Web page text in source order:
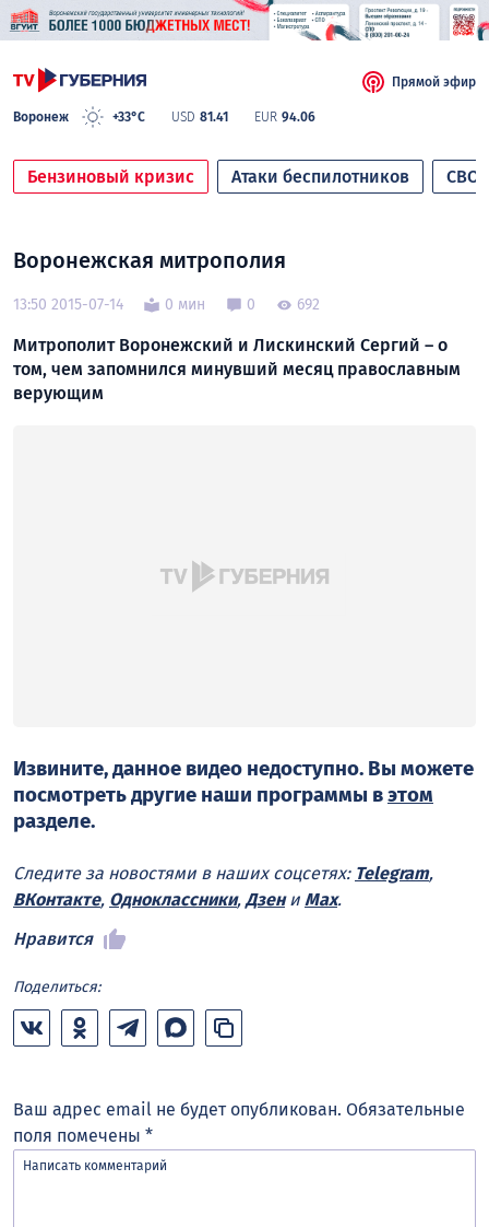
Воронеж +33°C USD 81.41 EUR 94.06
Прямой эфир
Бензиновый кризис Атаки беспилотников СВО
Воронежская митрополия
13:50 2015-07-14 0 мин 0 692
Митрополит Воронежский и Лискинский Сергий – о
том, чем запомнился минувший месяц православным
верующим
Извините, данное видео недоступно. Вы можете
посмотреть другие наши программы вэтом
разделе.
Следите за новостями в наших соцсетях: Telegram,
ВКонтакте, Одноклассники, Дзени Max.
Нравится
Поделиться:
Ваш адрес email не будет опубликован. Обязательные
поля помечены *